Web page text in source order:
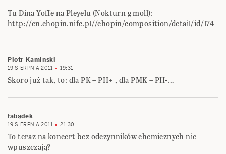
Tu Dina Yoffe na Pleyelu (Nokturn g moll):
http://en.chopin.nifc.pl//chopin/composition/detail/id/174
Piotr Kaminski
19 SIERPNIA 2011 19:31
Skoro już tak, to: dla PK – PH+ , dla PMK – PH-…
łabądek
19 SIERPNIA 2011 21:30
To teraz na koncert bez odczynników chemicznych nie
wpuszczają?